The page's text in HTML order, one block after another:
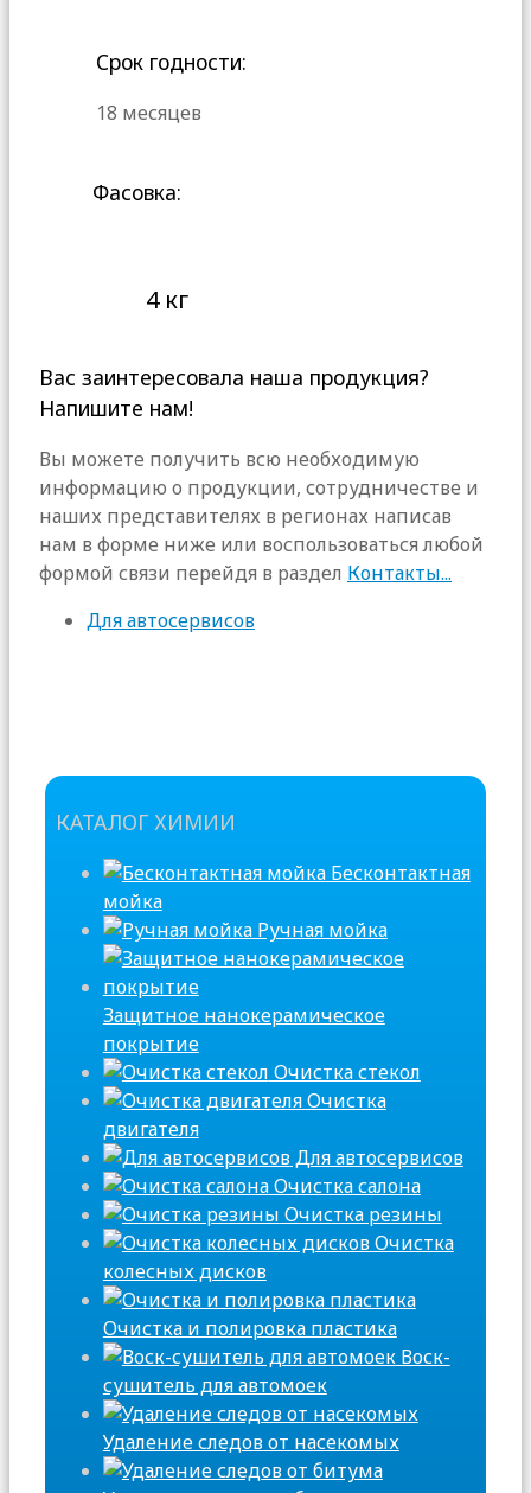
Срок годности:
18 месяцев
Фасовка:
4 кг
Вас заинтересовала наша продукция?
Напишите нам!
Вы можете получить всю необходимую
информацию о продукции, сотрудничестве и
наших представителях в регионах написав
нам в форме ниже или воспользоваться любой
формой связи перейдя в раздел Контакты...
Для автосервисов
КАТАЛОГ ХИМИИ
Бесконтактная
мойка
Ручная мойка
Защитное нанокерамическое
покрытие
Очистка стекол
Очистка
двигателя
Для автосервисов
Очистка салона
Очистка резины
Очистка
колесных дисков
Очистка и полировка пластика
Воск-
сушитель для автомоек
Удаление следов от насекомых